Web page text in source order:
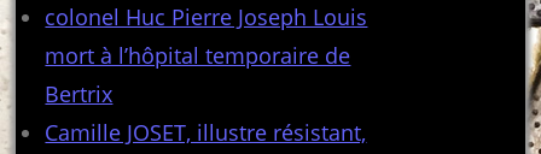
colonel Huc Pierre Joseph Louis
mort à l’hôpital temporaire de
Bertrix
Camille JOSET, illustre résistant,